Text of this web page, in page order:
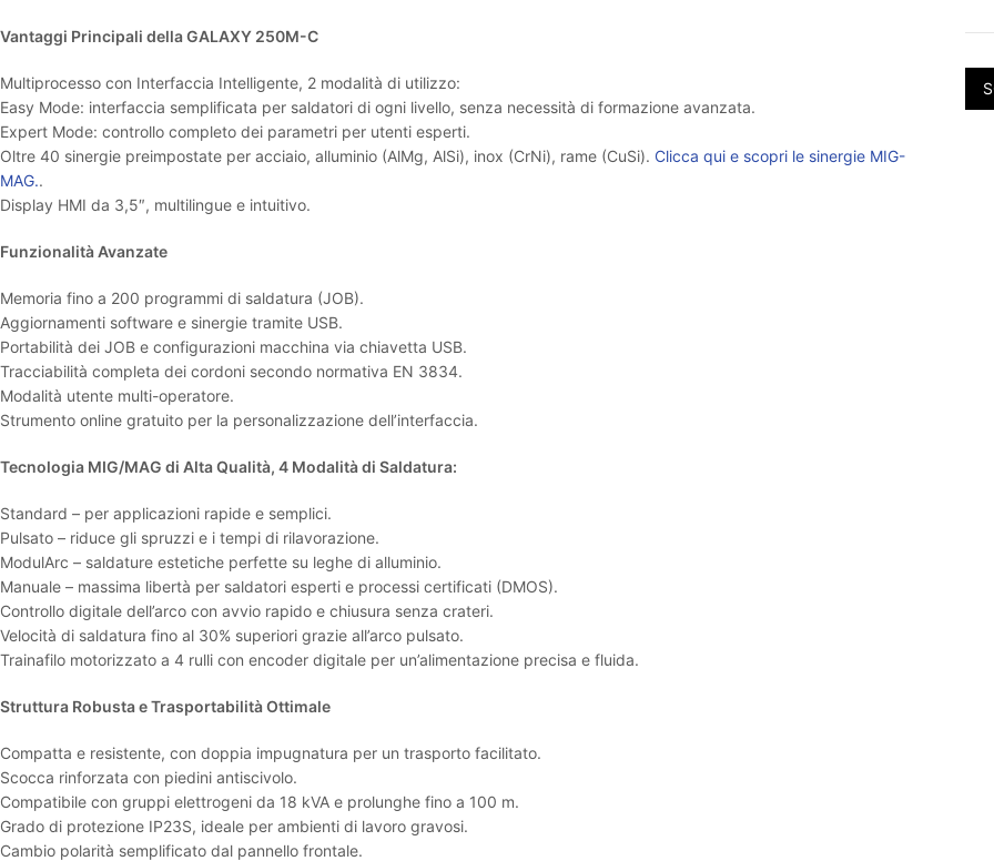
Vantaggi Principali della GALAXY 250M-C
Multiprocesso con Interfaccia Intelligente, 2 modalità di utilizzo:
Easy Mode: interfaccia semplificata per saldatori di ogni livello, senza necessità di formazione avanzata.
Expert Mode: controllo completo dei parametri per utenti esperti.
Oltre 40 sinergie preimpostate per acciaio, alluminio (AlMg, AlSi), inox (CrNi), rame (CuSi). Clicca qui e scopri le sinergie MIG-
MAG..
Display HMI da 3,5″, multilingue e intuitivo.
Funzionalità Avanzate
Memoria fino a 200 programmi di saldatura (JOB).
Aggiornamenti software e sinergie tramite USB.
Portabilità dei JOB e configurazioni macchina via chiavetta USB.
Tracciabilità completa dei cordoni secondo normativa EN 3834.
Modalità utente multi-operatore.
Strumento online gratuito per la personalizzazione dell’interfaccia.
Tecnologia MIG/MAG di Alta Qualità, 4 Modalità di Saldatura:
Standard – per applicazioni rapide e semplici.
Pulsato – riduce gli spruzzi e i tempi di rilavorazione.
ModulArc – saldature estetiche perfette su leghe di alluminio.
Manuale – massima libertà per saldatori esperti e processi certificati (DMOS).
Controllo digitale dell’arco con avvio rapido e chiusura senza crateri.
Velocità di saldatura fino al 30% superiori grazie all’arco pulsato.
Trainafilo motorizzato a 4 rulli con encoder digitale per un’alimentazione precisa e fluida.
Struttura Robusta e Trasportabilità Ottimale
Compatta e resistente, con doppia impugnatura per un trasporto facilitato.
Scocca rinforzata con piedini antiscivolo.
Compatibile con gruppi elettrogeni da 18 kVA e prolunghe fino a 100 m.
Grado di protezione IP23S, ideale per ambienti di lavoro gravosi.
Cambio polarità semplificato dal pannello frontale.